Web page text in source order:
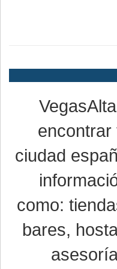
encontrar
ciudad
como:
bares,